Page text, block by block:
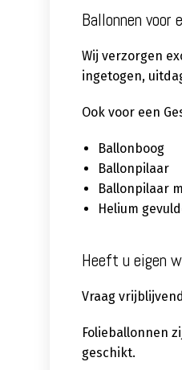
Ballonnen voor
Wij verzorgen
ingetogen,
Ook voor een
Ballonboog
Ballonpilaar
Ballonpilaar
Helium
Heeft u eigen
Vraag
Folieballonnen
geschikt.